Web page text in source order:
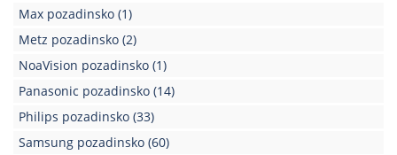
Poslovna
oprema,računari
Strujni
Max pozadinsko (1)
Metz pozadinsko (2)
NoaVision pozadinsko (1)
Panasonic pozadinsko (14)
Philips pozadinsko (33)
Samsung pozadinsko (60)